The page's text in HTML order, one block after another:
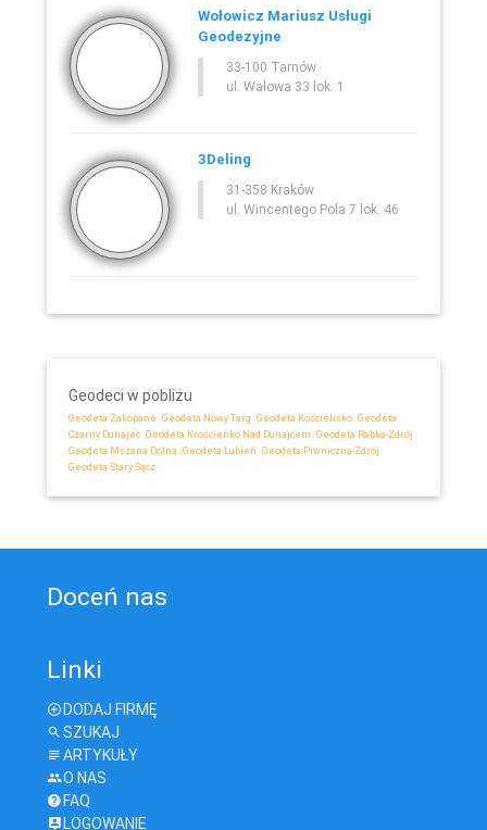
Wołowicz Mariusz Usługi
Geodezyjne
33-100 Tarnów
ul. Wałowa 33 lok. 1
3Deling
31-358 Kraków
ul. Wincentego Pola 7 lok. 46
Geodeci w pobliżu
Geodeta Zakopane Geodeta Nowy Targ Geodeta Kościelisko Geodeta
Czarny Dunajec Geodeta Krościenko Nad Dunajcem Geodeta Rabka-Zdrój
Geodeta Mszana Dolna Geodeta Lubień Geodeta Piwniczna-Zdrój
Geodeta Stary Sącz
Doceń nas
Linki
DODAJ FIRMĘ
SZUKAJ
ARTYKUŁY
O NAS
FAQ
LOGOWANIE